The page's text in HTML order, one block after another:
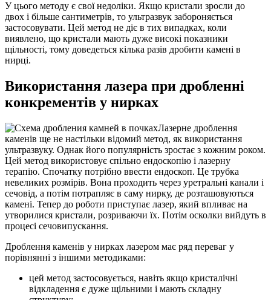
У цього методу є свої недоліки. Якщо кристали зросли до
двох і більше сантиметрів, то ультразвук забороняється
застосовувати. Цей метод не діє в тих випадках, коли
виявлено, що кристали мають дуже високі показники
щільності, тому доведеться кілька разів дробити камені в
нирці.
Використання лазера при дробленні
конкрементів у нирках
Лазерне дроблення
каменів ще не настільки відомий метод, як використання
ультразвуку. Однак його популярність зростає з кожним роком.
Цей метод використовує спільно ендоскопію і лазерну
терапію. Спочатку потрібно ввести ендоскоп. Це трубка
невеликих розмірів. Вона проходить через уретральні канали і
сечовід, а потім потрапляє в саму нирку, де розташовуються
камені. Тепер до роботи приступає лазер, який впливає на
утворилися кристали, розриваючи їх. Потім осколки вийдуть в
процесі сечовипускання.
Дроблення каменів у нирках лазером має ряд переваг у
порівнянні з іншими методиками:
цей метод застосовується, навіть якщо кристалічні
відкладення є дуже щільними і мають складну